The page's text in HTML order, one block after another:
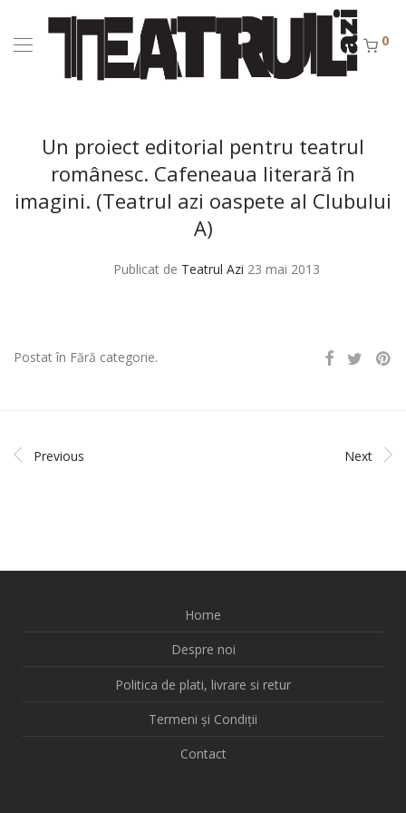
0
Un proiect editorial pentru teatrul
românesc. Cafeneaua literară în
imagini. (Teatrul azi oaspete al Clubului
A)
Publicat de Teatrul Azi 23 mai 2013
Postat în Fără categorie.
Previous Next
Home
Despre noi
Politica de plati, livrare si retur
Termeni și Condiții
Contact